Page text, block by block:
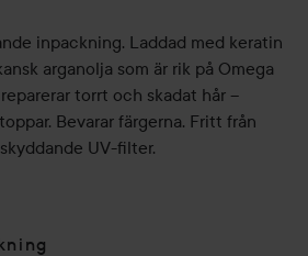
inpackning. Laddad med keratin
arganolja som är rik på Omega
torrt och skadat hår –
Bevarar färgerna. Fritt från
UV-filter.